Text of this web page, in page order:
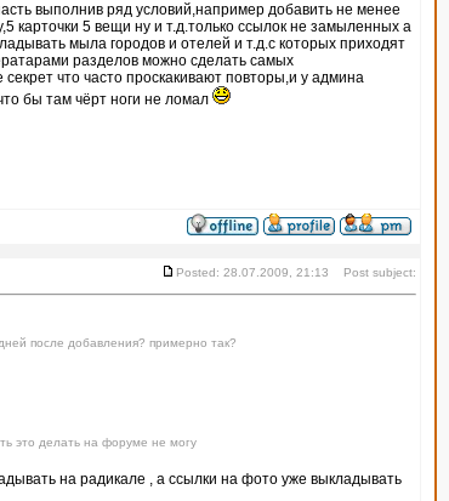
выполнив ряд условий,например добавить не менее
карточки 5 вещи ну и т.д.только ссылок не замыленных а
мыла городов и отелей и т.д.с которых приходят
разделов можно сделать самых
что часто проскакивают повторы,и у админа
бы там чёрт ноги не ломал
Posted: 28.07.2009, 21:13 Post subject:
после добавления? примерно так?
это делать на форуме не могу
на радикале , а ссылки на фото уже выкладывать